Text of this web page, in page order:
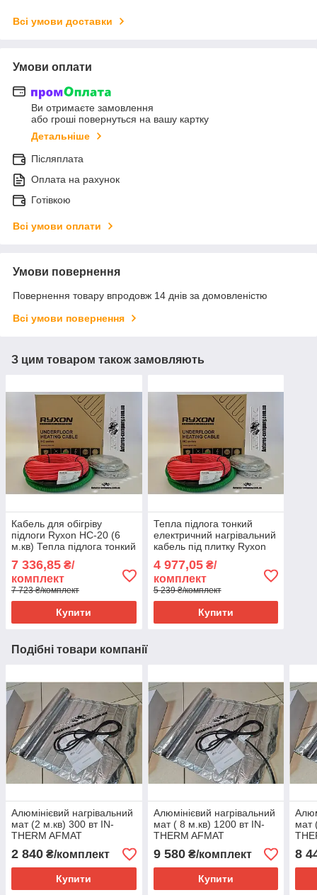
Всі умови доставки
Умови оплати
Ви отримаєте замовлення
або гроші повернуться на вашу картку
Детальніше
Післяплата
Оплата на рахунок
Готівкою
Всі умови оплати
Умови повернення
Повернення товару впродовж 14 днів за домовленістю
Всі умови повернення
З цим товаром також замовляють
Кабель для обігріву
підлоги Ryxon HC-20 (6
м.кв) Тепла підлога тонкий
7 336,85 ₴/
комплект
7 723 ₴/комплект
Купити
Тепла підлога тонкий
електричний нагрівальний
кабель під плитку Ryxon
тефлон
4 977,05₴/
комплект
5 239 ₴/комплект
Купити
Подібні товари компанії
Алюмінієвий нагрівальний
мат (2 м.кв) 300 вт IN-
THERM AFMAT
2 840 ₴/комплект
Купити
Алюмінієвий нагрівальний
мат ( 8 м.кв) 1200 вт IN-
THERM AFMAT
9 580₴/комплект
Купити
мат
8